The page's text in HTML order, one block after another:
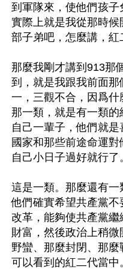
到軍隊來，使他們孩
實際上就是我從那時
部子弟吧，怎麼講，紅
那麼我剛才講到913那
到，就是我跟我前面
一，三觀不合，因爲
那一類，就是有一類
自己一輩子，他們就
國家和那些前途命運
自己小日子過好就行了
這是一類。那麼還有
他們確實希望共產黨
改革，能夠使共產黨
財富，然後政治上稍
野蠻、那麼封閉、那
可以看到的紅二代當中